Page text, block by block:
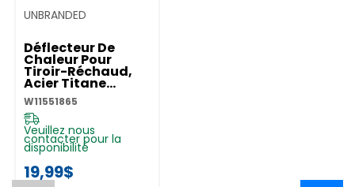
UNBRANDED
Déflecteur De
Chaleur Pour
Tiroir-Réchaud,
Acier Titane
W11551865
W11551865
Veuillez nous
contacter pour la
disponibilité
19,99$